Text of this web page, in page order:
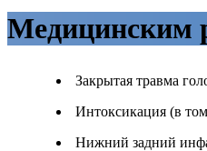
Медицинским
Закрытая травма
Интоксикация (в
Нижний задний